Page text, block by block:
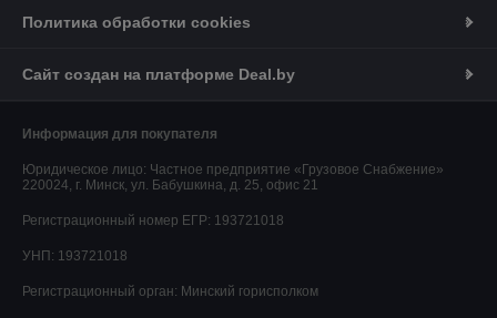
Политика обработки cookies
Сайт создан на платформе Deal.by
Информация для покупателя
Юридическое лицо: Частное предприятие «Грузовое Снабжение»
220024, г. Минск, ул. Бабушкина, д. 25, офис 21
Регистрационный номер ЕГР: 193721018
УНП: 193721018
Регистрационный орган: Минский горисполком